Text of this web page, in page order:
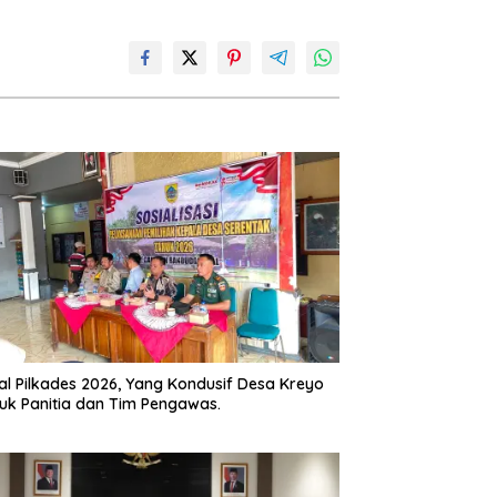
Pilkades 2026, Yang Kondusif Desa Kreyo
Panitia dan Tim Pengawas.